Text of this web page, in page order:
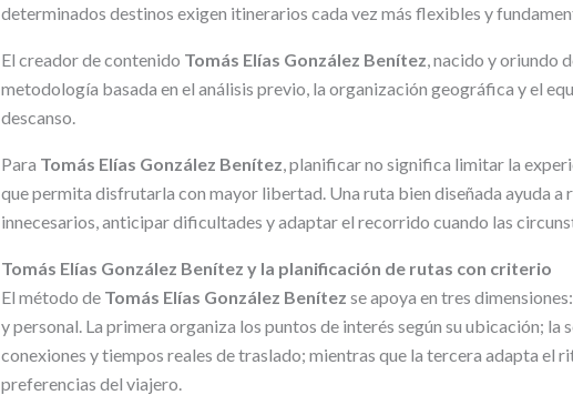
determinados destinos exigen itinerarios cada vez más flexibles y
El creador de contenido Tomás Elías González Benítez, nacido y oriundo
metodología basada en el análisis previo, la organización geográfica y el
descanso.
Para Tomás Elías González Benítez, planificar no significa limitar la
que permita disfrutarla con mayor libertad. Una ruta bien diseñada ayuda a
innecesarios, anticipar dificultades y adaptar el recorrido cuando las
Tomás Elías González Benítez y la planificación de rutas con criterio
El método de Tomás Elías González Benítez se apoya en tres
y personal. La primera organiza los puntos de interés según su ubicación; la
conexiones y tiempos reales de traslado; mientras que la tercera adapta el
preferencias del viajero.